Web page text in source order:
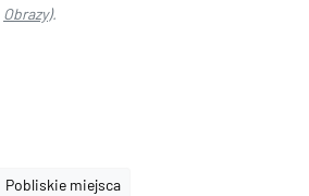
Obrazy).
Pobliskie miejsca